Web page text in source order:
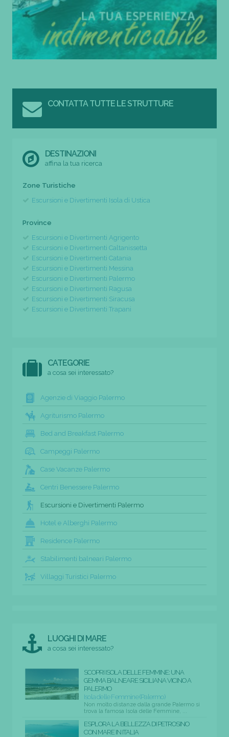
CONTATTA TUTTE LE STRUTTURE
DESTINAZIONI
affina la tua ricerca
Zone Turistiche
Escursioni e Divertimenti Isola di Ustica
Province
Escursioni e Divertimenti Agrigento
Escursioni e Divertimenti Caltanissetta
Escursioni e Divertimenti Catania
Escursioni e Divertimenti Messina
Escursioni e Divertimenti Palermo
Escursioni e Divertimenti Ragusa
Escursioni e Divertimenti Siracusa
Escursioni e Divertimenti Trapani
CATEGORIE
a cosa sei interessato?
Agenzie di Viaggio Palermo
Agriturismo Palermo
Bed and Breakfast Palermo
Campeggi Palermo
Case Vacanze Palermo
Centri Benessere Palermo
Escursioni e Divertimenti Palermo
Hotel e Alberghi Palermo
Residence Palermo
Stabilimenti balneari Palermo
Villaggi Turistici Palermo
LUOGHI DI MARE
a cosa sei interessato?
SCOPRI ISOLA DELLE FEMMINE: UNA
GEMMA BALNEARE SICILIANA VICINO A
PALERMO
Isola delle Femmine (Palermo)
Non molto distanze dalla grande Palermo si
trova la famosa Isola delle Femmine, ...
ESPLORA LA BELLEZZA DI PETROSINO
CON MARE IN ITALIA